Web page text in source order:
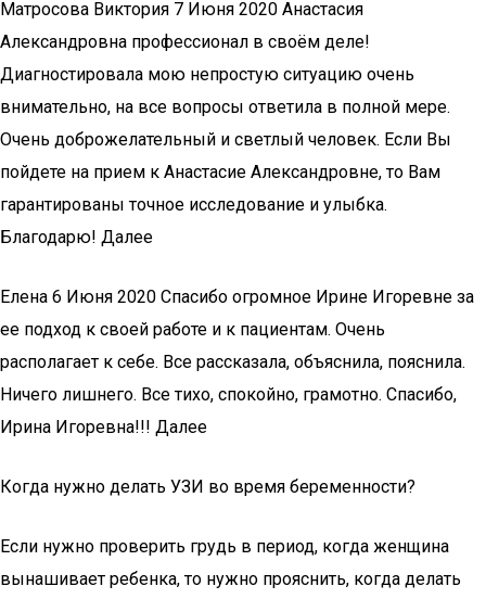
Матросова Виктория 7 Июня 2020 Анастасия
Александровна профессионал в своём деле!
Диагностировала мою непростую ситуацию очень
внимательно, на все вопросы ответила в полной мере.
Очень доброжелательный и светлый человек. Если Вы
пойдете на прием к Анастасие Александровне, то Вам
гарантированы точное исследование и улыбка.
Благодарю! Далее
Елена 6 Июня 2020 Спасибо огромное Ирине Игоревне за
ее подход к своей работе и к пациентам. Очень
располагает к себе. Все рассказала, объяснила, пояснила.
Ничего лишнего. Все тихо, спокойно, грамотно. Спасибо,
Ирина Игоревна!!! Далее
Когда нужно делать УЗИ во время беременности?
Если нужно проверить грудь в период, когда женщина
вынашивает ребенка, то нужно прояснить, когда делать